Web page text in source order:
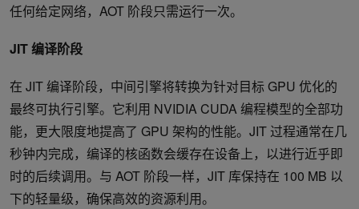
任何给定网络，AOT 阶段只需运行一次。
JIT 编译阶段
在 JIT 编译阶段，中间引擎将转换为针对目标 GPU 优化的
最终可执行引擎。它利用 NVIDIA CUDA 编程模型的全部功
能，更大限度地提高了 GPU 架构的性能。JIT 过程通常在几
秒钟内完成，编译的核函数会缓存在设备上，以进行近乎即
时的后续调用。与 AOT 阶段一样，JIT 库保持在 100 MB 以
下的轻量级，确保高效的资源利用。